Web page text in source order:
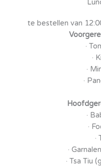
te bestellen van
·
·
·
·
·
·
·
·
· Tsa Tiu